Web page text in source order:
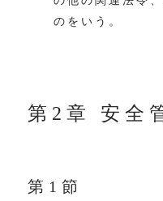
のをいう。
第2章 安全
第1節